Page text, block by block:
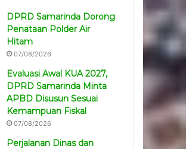
DPRD Samarinda Dorong
Penataan Polder Air
Hitam
07/08/2026
Evaluasi Awal KUA 2027,
DPRD Samarinda Minta
APBD Disusun Sesuai
Kemampuan Fiskal
07/08/2026
Perjalanan Dinas dan